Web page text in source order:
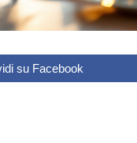
su Facebook